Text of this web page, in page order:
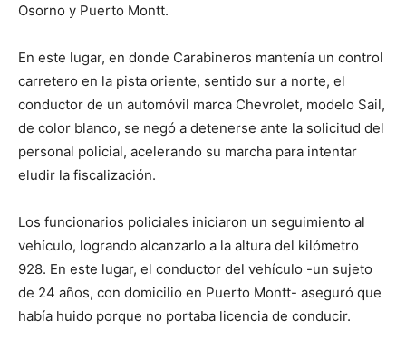
Osorno y Puerto Montt.
En este lugar, en donde Carabineros mantenía un control
carretero en la pista oriente, sentido sur a norte, el
conductor de un automóvil marca Chevrolet, modelo Sail,
de color blanco, se negó a detenerse ante la solicitud del
personal policial, acelerando su marcha para intentar
eludir la fiscalización.
Los funcionarios policiales iniciaron un seguimiento al
vehículo, logrando alcanzarlo a la altura del kilómetro
928. En este lugar, el conductor del vehículo -un sujeto
de 24 años, con domicilio en Puerto Montt- aseguró que
había huido porque no portaba licencia de conducir.